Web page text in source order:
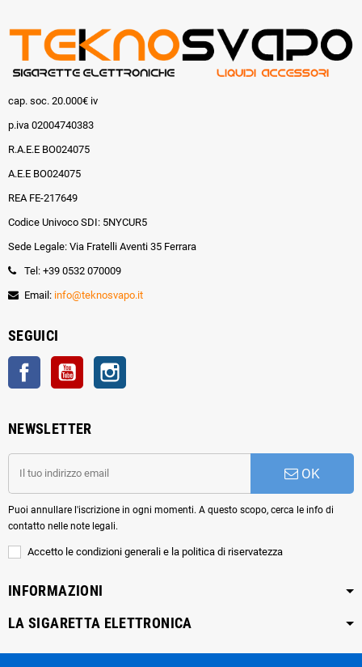
cap. soc. 20.000€ iv
p.iva 02004740383
R.A.E.E BO024075
A.E.E BO024075
REA FE-217649
Codice Univoco SDI: 5NYCUR5
Sede Legale: Via Fratelli Aventi 35 Ferrara
Tel: +39 0532 070009
Email: info@teknosvapo.it
SEGUICI
Facebook YouTube
NEWSLETTER
OK
Puoi annullare l'iscrizione in ogni momenti. A questo scopo, cerca le info di
contatto nelle note legali.
Accetto le condizioni generali e la politica di riservatezza
INFORMAZIONI
LA SIGARETTA ELETTRONICA